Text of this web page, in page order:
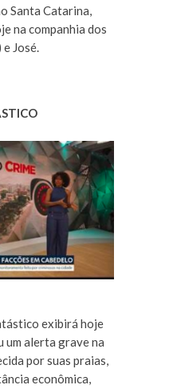
Santa Catarina,
na companhia dos
José.
exibirá hoje
um alerta grave na
por suas praias,
econômica,